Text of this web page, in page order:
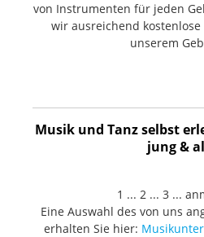
von Instrumenten für jeden
wir ausreichend
unserem
Musik und Tanz selbst
jung &
1 ... 2 ... 3 ...
Eine Auswahl des von uns
erhalten Sie hier: